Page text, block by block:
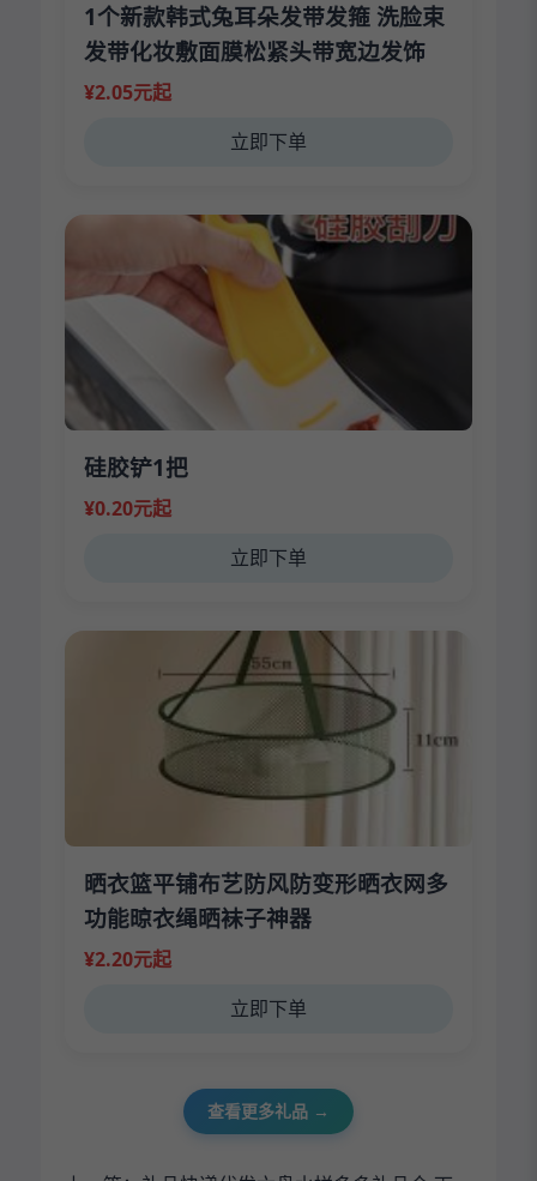
1个新款韩式兔耳朵发带发箍 洗脸束
发带化妆敷面膜松紧头带宽边发饰
¥2.05元起
立即下单
硅胶铲1把
¥0.20元起
立即下单
晒衣篮平铺布艺防风防变形晒衣网多
功能晾衣绳晒袜子神器
¥2.20元起
立即下单
查看更多礼品 →